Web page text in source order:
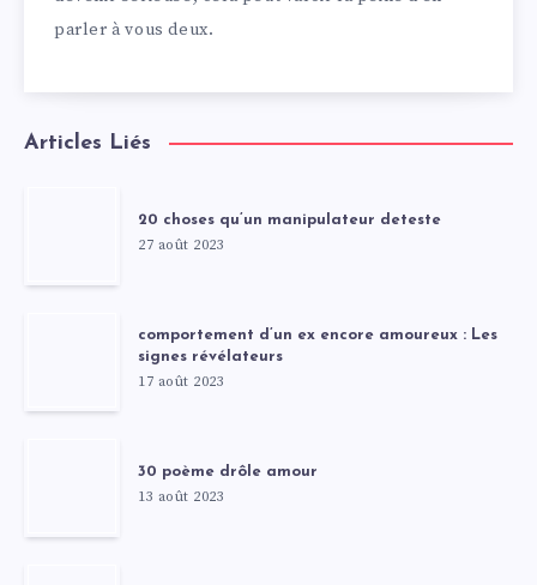
parler à vous deux.
Articles Liés
20 choses qu’un manipulateur deteste
27 août 2023
comportement d’un ex encore amoureux : Les
signes révélateurs
17 août 2023
30 poème drôle amour
13 août 2023